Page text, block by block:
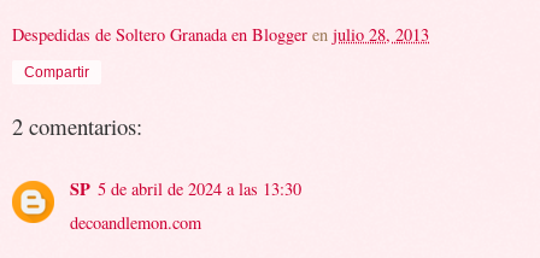
Despedidas de Soltero Granada en Blogger en julio 28, 2013
Compartir
2 comentarios:
SP 5 de abril de 2024 a las 13:30
decoandlemon.com